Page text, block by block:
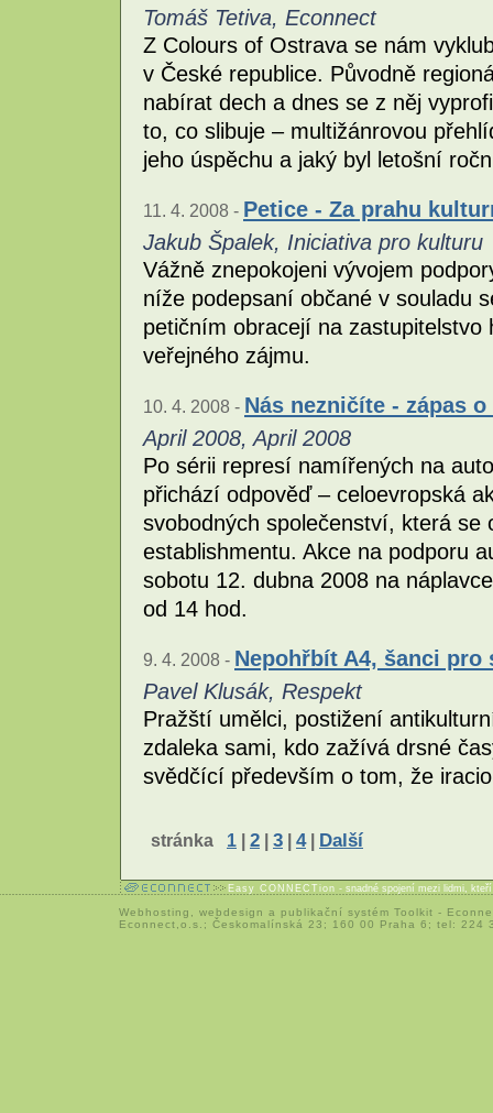
Tomáš Tetiva, Econnect
Z Colours of Ostrava se nám
v České republice. Původně
nabírat dech a dnes se z něj
to, co slibuje – multižánrovou
jeho úspěchu a jaký byl letošní
11. 4. 2008 - Petice - Za prahu
Jakub Špalek, Iniciativa pro kulturu
Vážně znepokojeni vývojem
níže podepsaní občané v souladu
petičním obracejí na
veřejného zájmu.
10. 4. 2008 - Nás nezničíte - zápas
April 2008, April 2008
Po sérii represí namířených na
přichází odpověď – celoevropská
svobodných společenství, která
establishmentu. Akce na podporu
sobotu 12. dubna 2008 na
od 14 hod.
9. 4. 2008 - Nepohřbít A4, šanci
Pavel Klusák, Respekt
Pražští umělci, postižení
zdaleka sami, kdo zažívá drsné
svědčící především o tom, že
stránka 1 | 2 | 3 | 4| Další
Easy CONNECTion - snadné spojení mezi lidmi,
Webhosting webdesign a publikační systém Toolkit -
Econnect,o.s.; Českomalínská 23; 160 00 Praha 6; tel: 224